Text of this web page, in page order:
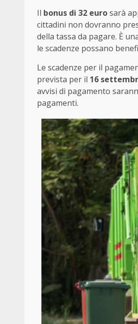
Il bonus di 32 eurosarà
cittadini non dovranno
della tassa da pagare. È
le scadenze possano
Le scadenze per il
prevista per il 16
avvisi di pagamento
pagamenti.